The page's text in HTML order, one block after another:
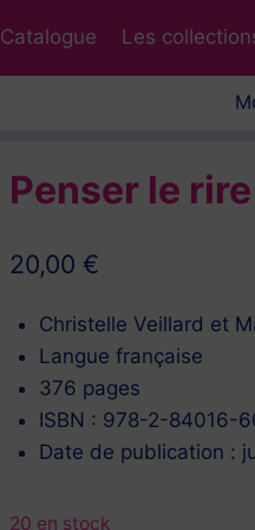
Catalogue Les
Penser le rire
20,00 €
Christelle Veillard et
Langue française
376 pages
ISBN : 978-2-84016-
Date de publication :
20 en stock